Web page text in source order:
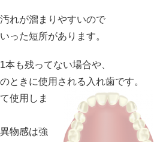
れが溜まりやすいので
った短所があります。
本も残ってない場合や、
ときに使用される入れ歯です。
使用しま
物感は強